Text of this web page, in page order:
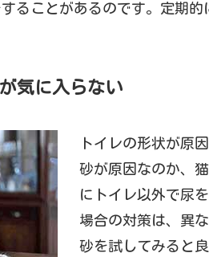
ることがあるのです。定期
気に入らない
トイレの形状が原
砂が原因なのか、
にトイレ以外で尿
場合の対策は、異
砂を試してみると良